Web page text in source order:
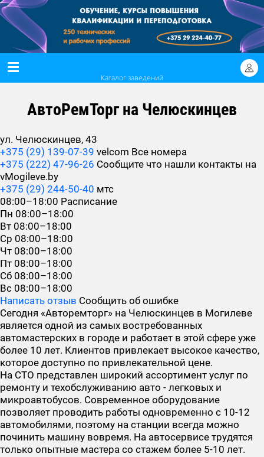
Каталог заведений
АвтоРемТорг на Челюскинцев
ул. Челюскинцев, 43
+375 (29) 139-07-39 velcom Все номера
+375 (222) 47-96-26 Сообщите что нашли контакты на
vMogileve.by
+375 (29) 244-50-40 мтс
08:00–18:00 Расписание
Пн 08:00–18:00
Вт 08:00–18:00
Ср 08:00–18:00
Чт 08:00–18:00
Пт 08:00–18:00
Сб 08:00–18:00
Вс 08:00–18:00
Написать отзыв Сообщить об ошибке
Сегодня «Авторемторг» на Челюскинцев в Могилеве
является одной из самых востребованных
автомастерских в городе и работает в этой сфере уже
более 10 лет. Клиентов привлекает высокое качество,
которое доступно по привлекательной цене.
На СТО представлен широкий ассортимент услуг по
ремонту и техобслуживанию авто - легковых и
микроавтобусов. Современное оборудование
позволяет проводить работы одновременно с 10-12
автомобилями, поэтому на станции всегда можно
починить машину вовремя. На автосервисе трудятся
только опытные мастера со стажем более 5-10 лет.